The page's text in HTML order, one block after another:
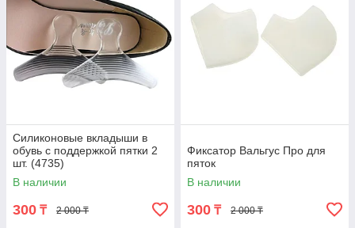
Силиконовые вкладыши в
обувь с поддержкой пятки 2
шт. (4735)
В наличии
300 ₸ 2 000 ₸
Фиксатор Вальгус Про для
пяток
В наличии
300 ₸ 2 000 ₸